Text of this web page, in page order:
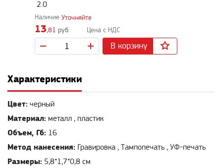
2.0
Уточняйте
13,81 руб.
В корзину
Характеристики
Цвет: черный
Материал: металл , пластик
Объем, Гб: 16
Метод нанесения: Гравировка , Тампопечать , УФ-печать
Размеры: 5,8*1,7*0,8 см